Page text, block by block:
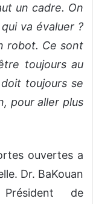
un cadre. On
va évaluer ?
robot. Ce sont
toujours au
doit toujours se
pour aller plus
ouvertes a
Dr. BaKouan
de